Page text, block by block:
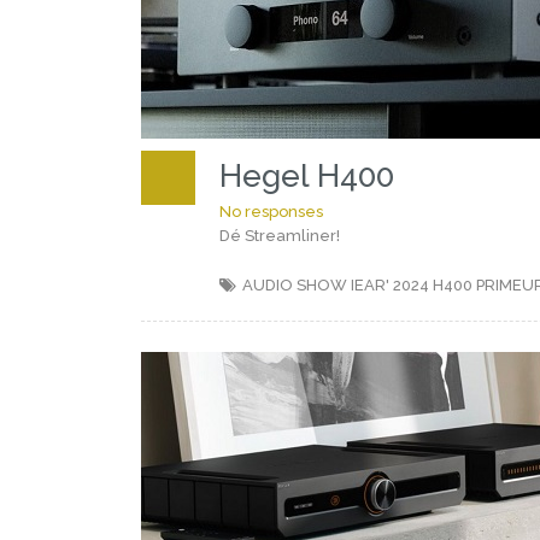
Hegel H400
No responses
Dé Streamliner!
AUDIO SHOW IEAR' 2024 H400